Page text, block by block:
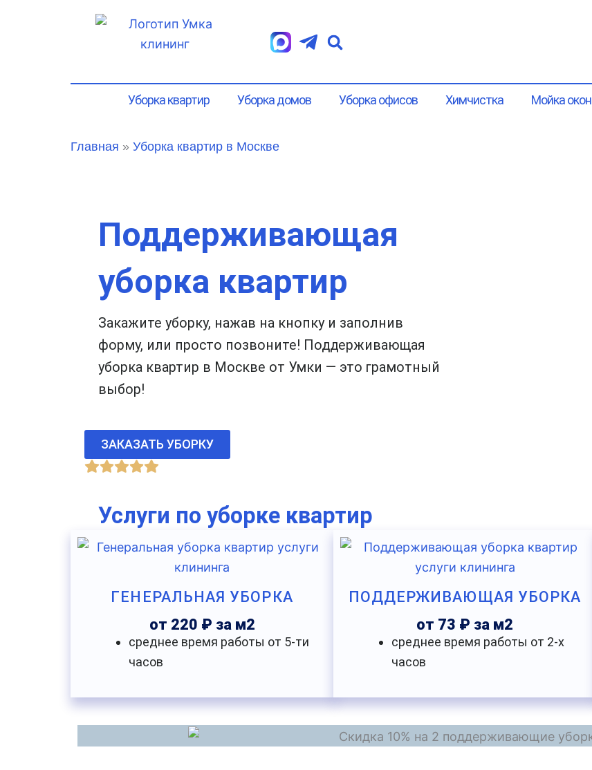
Уборка квартир
Уборка домов Уборка офисов Химчистка Мойка окон
Главная » Уборка квартир в Москве
Поддерживающая
уборка квартир
Закажите уборку, нажав на кнопку и заполнив
форму, или просто позвоните! Поддерживающая
уборка квартир в Москве от Умки — это грамотный
выбор!
ЗАКАЗАТЬ УБОРКУ
Услуги по уборке квартир
ГЕНЕРАЛЬНАЯ УБОРКА
от 220 ₽ за м2
среднее время работы от 5-ти
часов
ПОДДЕРЖИВАЮЩАЯ УБОРКА
от 73 ₽ за м2
среднее время работы от 2-х
часов